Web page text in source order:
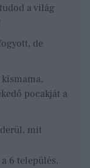
a világ
de
pocakját a
mit
6 település,